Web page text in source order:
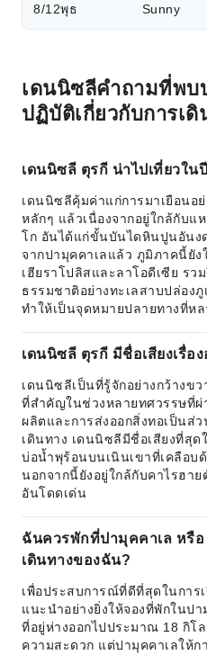
8/12พุธ Sunny
เดนนิซลีคำถามที่พบ
ปฏิบัติเกี่ยวกับการเดิ
เดนนิซลี ตุรกี น่าไปเที่ยวใน
เดนนิซลีคุ้มค่าแก่การมาเยือนอ
หลักๆ แล้วเนื่องจากอยู่ใกล้กับแ
โก อันได้แก่ขั้นบันไดหินปูนอันง
จากปามุคคาเลแล้ว ภูมิภาคนี้ยัง
เฮียราโปลิสและลาโอดีเซีย รว
ธรรมชาติอย่างทะเลสาบปล่อง
ทำให้เป็นจุดหมายปลายทางที่ห
เดนนิซลี ตุรกี มีชื่อเสียงเรื่อง
เดนนิซลีเป็นที่รู้จักอย่างกว้างข
ที่สำคัญในช่วงหลายทศวรรษที่ผ่
ผลิตและการส่งออกสิ่งทอเป็นส่
เดินทาง เดนนิซลีมีชื่อเสียงที่สุ
บ่อน้ำพุร้อนบนเนินเขาที่เคลือบ
นอกจากนี้ยังอยู่ใกล้กับคาไรฮา
อันโดดเด่น
ฉันควรพักที่ปามุคคาเล หรื
เดินทางของฉัน?
เพื่อประสบการณ์ที่ดีที่สุดในกา
แนะนำอย่างยิ่งให้จองที่พักในปา
ที่อยู่ห่างออกไปประมาณ 18 กิโ
ความสะดวก แต่ปามุคคาเลให้ก